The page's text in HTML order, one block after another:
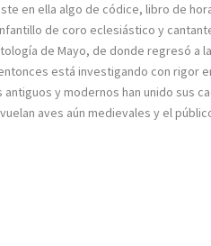
en ella algo de códice, libro de
de coro eclesiástico y
de Mayo, de donde regresó a
está investigando con rigor
antiguos y modernos han unido sus
vuelan aves aún medievales y el